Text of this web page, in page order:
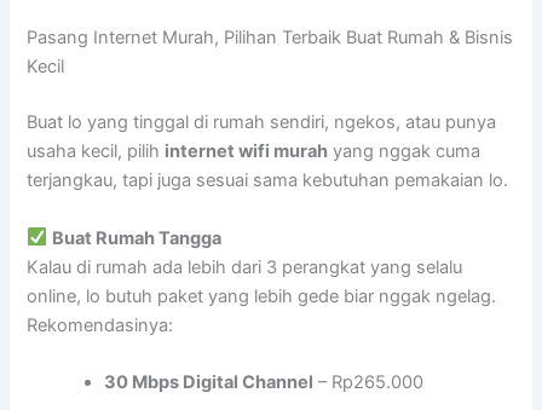
Pasang Internet Murah, Pilihan Terbaik Buat Rumah & Bisnis
Kecil
Buat lo yang tinggal di rumah sendiri, ngekos, atau punya
usaha kecil, pilih internet wifi murah yang nggak cuma
terjangkau, tapi juga sesuai sama kebutuhan pemakaian lo.
Buat Rumah Tangga
Kalau di rumah ada lebih dari 3 perangkat yang selalu
online, lo butuh paket yang lebih gede biar nggak ngelag.
Rekomendasinya:
30 Mbps Digital Channel – Rp265.000